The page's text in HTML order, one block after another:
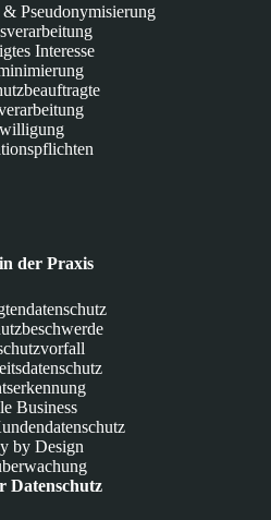
Pseudonymisierung
Interesse
der Praxis
Business
by Design
Datenschutz